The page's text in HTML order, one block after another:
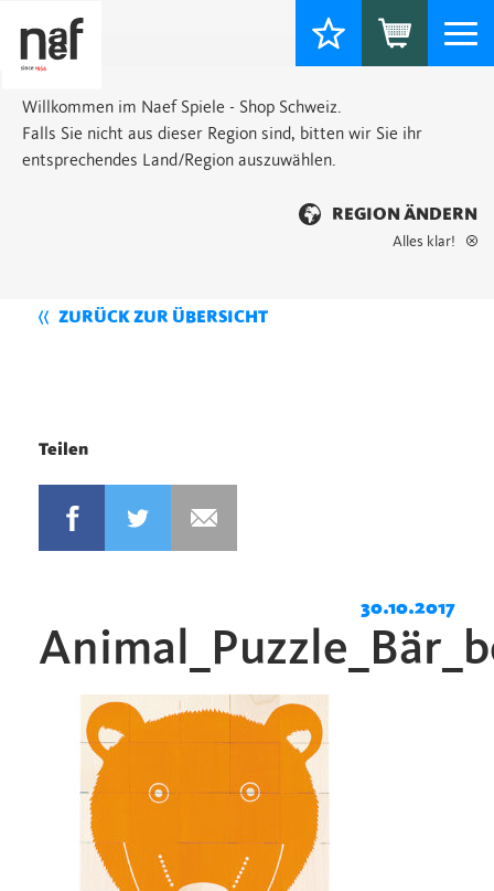
Willkommen im Naef Spiele - Shop Schweiz.
Falls Sie nicht aus dieser Region sind, bitten wir Sie ihr
entsprechendes Land/Region auszuwählen.
REGION ÄNDERN
Alles klar!
ZURÜCK ZUR ÜBERSICHT
Teilen
30.10.2017